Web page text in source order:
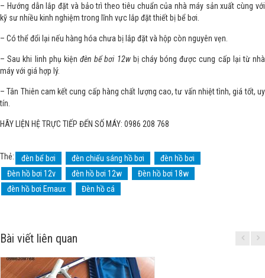
– Hướng dẫn lắp đặt và bảo trì theo tiêu chuẩn của nhà máy sản xuất cùng với
kỹ sư nhiều kinh nghiệm trong lĩnh vực lắp đặt thiết bị bể bơi.
– Có thể đổi lại nếu hàng hóa chưa bị lắp đặt và hộp còn nguyên vẹn.
– Sau khi linh phụ kiện đèn bể bơi 12wbị cháy bóng được cung cấp lại từ nhà
máy với giá hợp lý.
– Tân Thiên cam kết cung cấp hàng chất lượng cao, tư vấn nhiệt tình, giá tốt, uy
tín.
HÃY LIỆN HỆ TRỰC TIẾP ĐẾN SỐ MÁY: 0986 208 768
Thẻ: đèn bể bơi đèn chiếu sáng hồ bơi
đèn hồ bơi
Đèn hồ bơi 12v
đèn hồ bơi 12w
Đèn hồ bơi 18w
đèn hồ bơi Emaux
Đèn hồ cá
Bài viết liên quan